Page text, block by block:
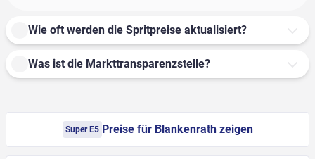
Wie oft werden die Spritpreise aktualisiert?
Was ist die Markttransparenzstelle?
Super E5 Preise für Blankenrath zeigen